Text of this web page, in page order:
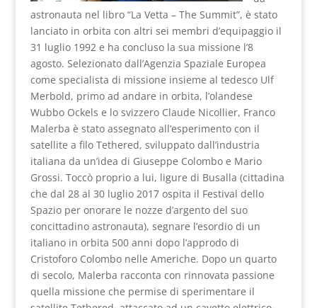
astronauta nel libro “La Vetta – The Summit”, è stato
lanciato in orbita con altri sei membri d’equipaggio il
31 luglio 1992 e ha concluso la sua missione l’8
agosto. Selezionato dall’Agenzia Spaziale Europea
come specialista di missione insieme al tedesco Ulf
Merbold, primo ad andare in orbita, l’olandese
Wubbo Ockels e lo svizzero Claude Nicollier, Franco
Malerba è stato assegnato all’esperimento con il
satellite a filo Tethered, sviluppato dall’industria
italiana da un’idea di Giuseppe Colombo e Mario
Grossi. Toccò proprio a lui, ligure di Busalla (cittadina
che dal 28 al 30 luglio 2017 ospita il Festival dello
Spazio per onorare le nozze d’argento del suo
concittadino astronauta), segnare l’esordio di un
italiano in orbita 500 anni dopo l’approdo di
Cristoforo Colombo nelle Americhe. Dopo un quarto
di secolo, Malerba racconta con rinnovata passione
quella missione che permise di sperimentare il